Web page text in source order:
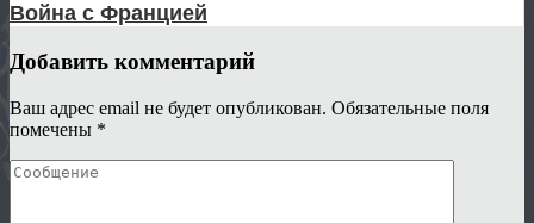
Война с Францией
Добавить комментарий
Ваш адрес email не будет опубликован. Обязательные поля
помечены *